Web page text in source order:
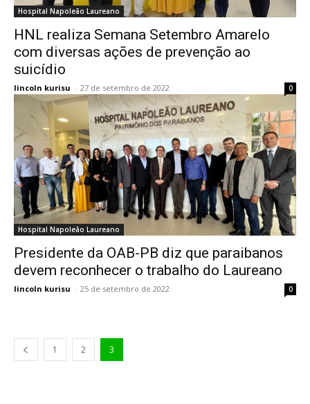
Hospital Napoleão Laureano
HNL realiza Semana Setembro Amarelo
com diversas ações de prevenção ao
suicídio
lincoln kurisu - 27 de setembro de 2022 0
Hospital Napoleão Laureano
Presidente da OAB-PB diz que paraibanos
devem reconhecer o trabalho do Laureano
lincoln kurisu - 25 de setembro de 2022 0
1 2 3